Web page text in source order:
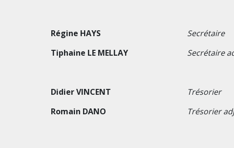
Régine HAYS
Secrétaire
Tiphaine LE MELLAY
Secrétaire
Didier VINCENT
Trésorier
Romain DANO
Trésorier